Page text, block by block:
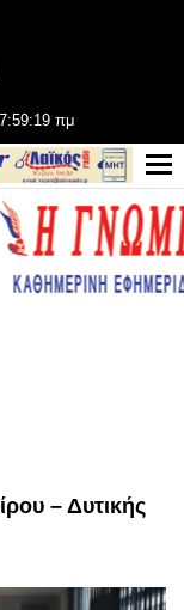
7:59:20 πμ
– Δυτικής